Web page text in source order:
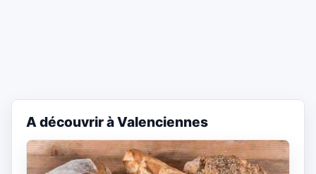
A découvrir à Valenciennes